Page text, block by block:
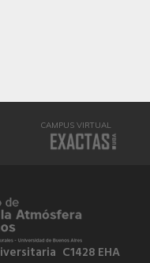
CAMPUS VIRTUAL
C1428 EHA